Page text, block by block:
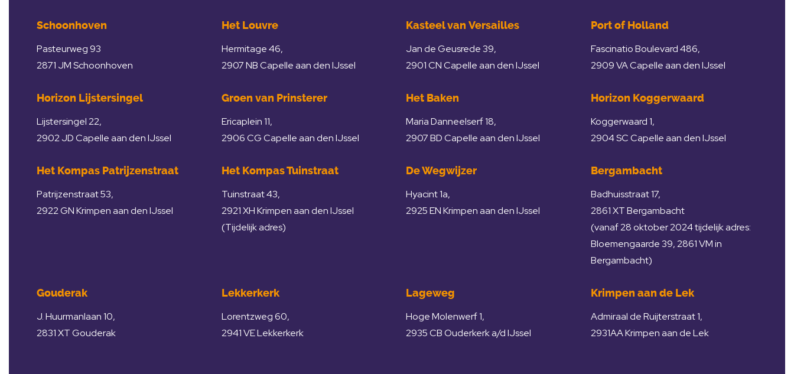
Schoonhoven
Pasteurweg 93
2871 JM Schoonhoven
Het Louvre
Hermitage 46,
2907 NB Capelle aan den IJssel
Kasteel van Versailles
Jan de Geusrede 39,
2901 CN Capelle aan den IJssel
Port of Holland
Fascinatio Boulevard 486,
2909 VA Capelle aan den IJssel
Horizon Lijstersingel
Lijstersingel 22,
2902 JD Capelle aan den IJssel
Groen van Prinsterer
Ericaplein 11,
2906 CG Capelle aan den IJssel
Het Baken
Maria Danneelserf 18,
2907 BD Capelle aan den IJssel
Horizon Koggerwaard
Koggerwaard 1,
2904 SC Capelle aan den IJssel
Het Kompas Patrijzenstraat
Patrijzenstraat 53,
2922 GN Krimpen aan den IJssel
Het Kompas Tuinstraat
Tuinstraat 43,
2921 XH Krimpen aan den IJssel
(Tijdelijk adres)
De Wegwijzer
Hyacint 1a,
2925 EN Krimpen aan den IJssel
Bergambacht
Badhuisstraat 17,
2861 XT Bergambacht
(vanaf 28 oktober 2024 tijdelijk adres:
Bloemengaarde 39, 2861 VM in
Bergambacht)
Gouderak
J. Huurmanlaan 10,
2831 XT Gouderak
Lekkerkerk
Lorentzweg 60,
2941 VE Lekkerkerk
Lageweg
Hoge Molenwerf 1,
2935 CB Ouderkerk a/d IJssel
Krimpen aan de Lek
Admiraal de Ruijterstraat 1,
2931AA Krimpen aan de Lek